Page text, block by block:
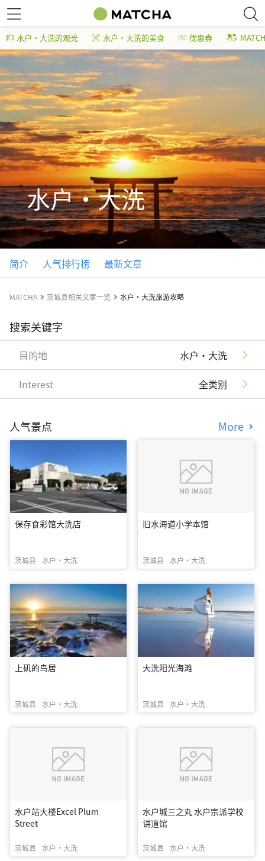
水户・大洗的观光 水户・大洗的美食 优惠券
水户・大洗
简介 人气排行榜 最新文章
MATCHA 茨城县相关文章一览 水户・大洗旅游攻略
搜索关键字
目的地 水户・大洗
Interest 全类别
人气景点 More
保存食彩馆大洗店
茨城县 水户・大洗
旧水海道小学本馆
茨城县 水户・大洗
上矶的鸟居
茨城县 水户・大洗
大洗阳光海滩
茨城县 水户・大洗
水户站大楼Excel Plum
Street
茨城县 水户・大洗
水户城三之丸 水户宗派学校
讲道馆
茨城县 水户・大洗